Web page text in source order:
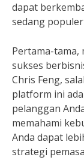
dapat
sedang
Pertama-tama,
sukses
Chris Feng,
platform ini
pelanggan
memahami
Anda dapat
strategi